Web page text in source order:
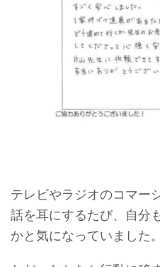
テレビやラジオのコマー
話を耳にするたび、自分
かと気になっていました。